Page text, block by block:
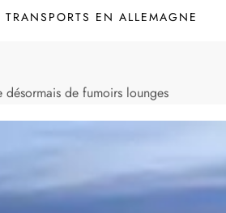
TRANSPORTS EN ALLEMAGNE
désormais de fumoirs lounges